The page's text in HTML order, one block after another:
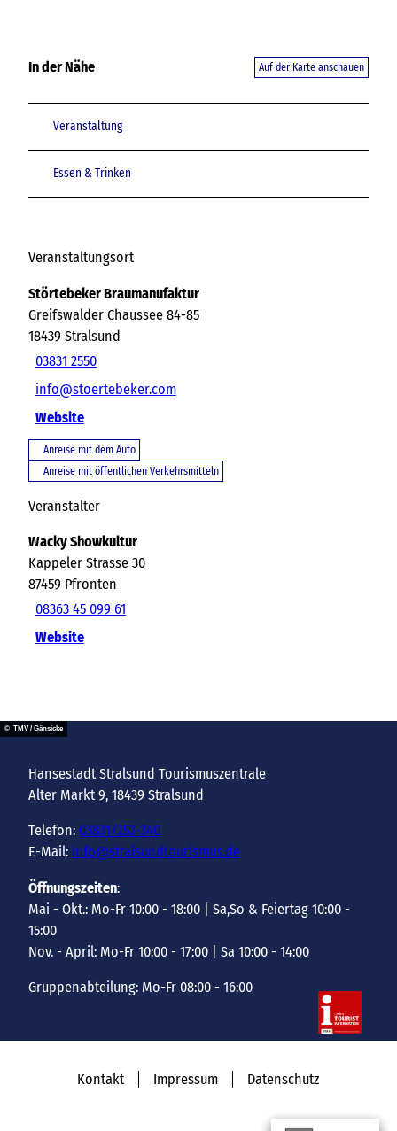
In der Nähe Auf der Karte anschauen
Veranstaltung
Essen & Trinken
Veranstaltungsort
Störtebeker Braumanufaktur
Greifswalder Chaussee 84-85
18439 Stralsund
03831 2550
info@stoertebeker.com
Website
Anreise mit dem Auto
Anreise mit öffentlichen Verkehrsmitteln
Veranstalter
Wacky Showkultur
Kappeler Strasse 30
87459 Pfronten
08363 45 099 61
Website
© TMV / Gänsicke
Hansestadt Stralsund Tourismuszentrale
Alter Markt 9, 18439 Stralsund
Telefon: 03831/252-340
E-Mail: info@stralsundtourismus.de
Öffnungszeiten:
Mai - Okt.: Mo-Fr 10:00 - 18:00 | Sa,So & Feiertag 10:00 -
15:00
Nov. - April: Mo-Fr 10:00 - 17:00 | Sa 10:00 - 14:00
Gruppenabteilung: Mo-Fr 08:00 - 16:00
Kontakt Impressum Datenschutz